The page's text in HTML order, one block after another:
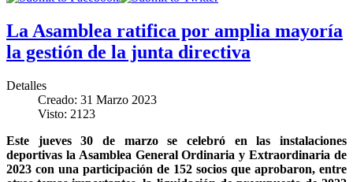
La Asamblea ratifica por amplia mayoría
la gestión de la junta directiva
Detalles
Creado: 31 Marzo 2023
Visto: 2123
Este jueves 30 de marzo se celebró en las instalaciones
deportivas la Asamblea General Ordinaria y Extraordinaria de
2023 con una participación de 152 socios que aprobaron, entre